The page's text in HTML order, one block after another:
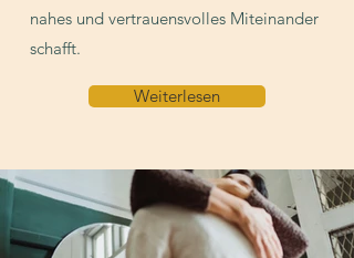
nahes und vertrauensvolles Miteinander
schafft.
Weiterlesen